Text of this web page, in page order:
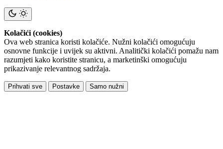
Kolačići (cookies)
Ova web stranica koristi kolačiće. Nužni kolačići omogućuju
osnovne funkcije i uvijek su aktivni. Analitički kolačići pomažu nam
razumjeti kako koristite stranicu, a marketinški omogućuju
prikazivanje relevantnog sadržaja.
Prihvati sve Postavke Samo nužni